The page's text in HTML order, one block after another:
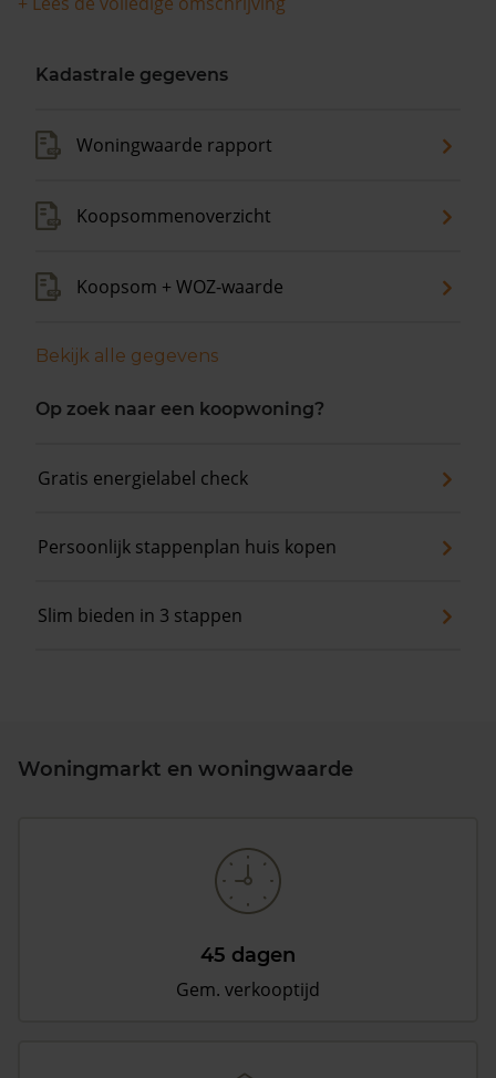
Kadastrale gegevens
Woningwaarde rapport
Koopsommenoverzicht
Koopsom + WOZ-waarde
Bekijk alle gegevens
Op zoek naar een koopwoning?
Gratis energielabel check
Persoonlijk stappenplan huis kopen
Slim bieden in 3 stappen
Woningmarkt en woningwaarde
45 dagen
Gem. verkooptijd